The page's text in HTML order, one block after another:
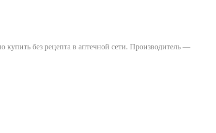
без рецепта в аптечной сети. Производитель —